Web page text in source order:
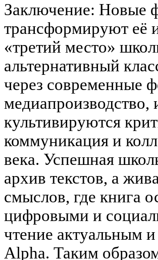
Заключение: Новые
трансформируют её
«третий место»
альтернативный
через современные
культивируются
коммуникация и
века. Успешная
архив текстов, а
смыслов, где книга
цифровыми и
чтение актуальным
Alpha. Таким